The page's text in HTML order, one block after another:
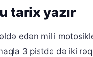
tarix yazır
edən milli
3 pistdə də iki